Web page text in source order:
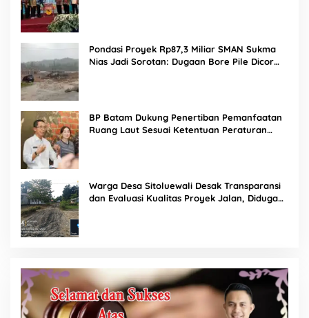
Pondasi Proyek Rp87,3 Miliar SMAN Sukma
Nias Jadi Sorotan: Dugaan Bore Pile Dicor
BP Batam Dukung Penertiban Pemanfaatan
Ruang Laut Sesuai Ketentuan Peraturan
Warga Desa Sitoluewali Desak Transparansi
dan Evaluasi Kualitas Proyek Jalan, Diduga